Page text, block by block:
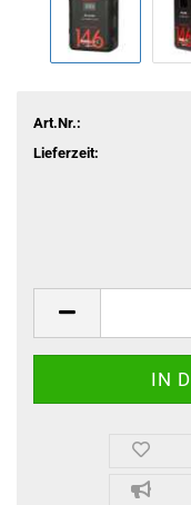
Art.Nr.:
Lieferzeit: